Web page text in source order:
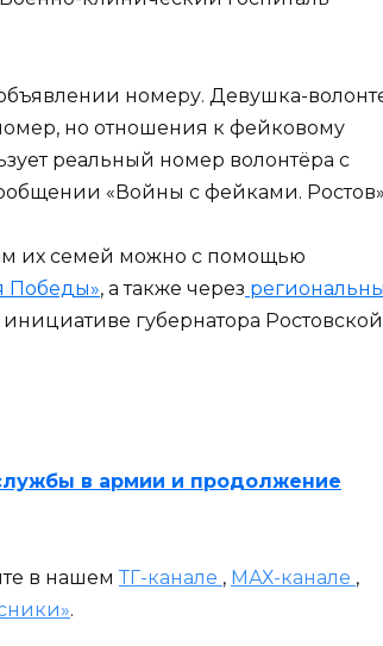
номеру. Девушка-
но отношения к фейковому
реальный номер волонтёра с
«Войны с фейками.
их семей можно с помощью
Победы», а также через
губернатора Ростовской
в армии и продолжение
в нашем ТГ-канале , МАХ-канале ,
.